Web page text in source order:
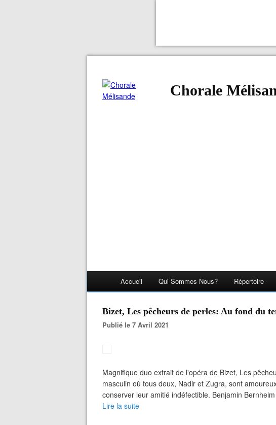
Chorale
Accueil Qui Sommes Nous? Répertoire
Bizet, Les pêcheurs de perles: Au fond du
Publié le 7 Avril 2021
Magnifique duo extrait de l'opéra de Bizet, Les
masculin où tous deux, Nadir et Zugra, sont
conserver leur amitié indéfectible. Benjamin
Lire la suite